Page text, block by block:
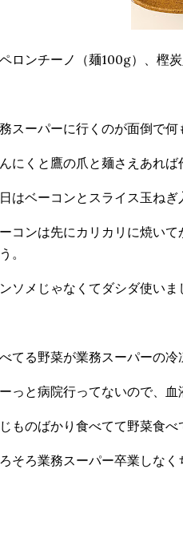
ロンチーノ（麺100g）、樫
スーパーに行くのが面倒で何
にくと鷹の爪と麺さえあれば
はベーコンとスライス玉ねぎ
コンは先にカリカリに焼い
。
ソメじゃなくてダシダ使いま
てる野菜が業務スーパーの冷
っと病院行ってないので、血
ものばかり食べてて野菜食べ
そろ業務スーパー卒業しなく